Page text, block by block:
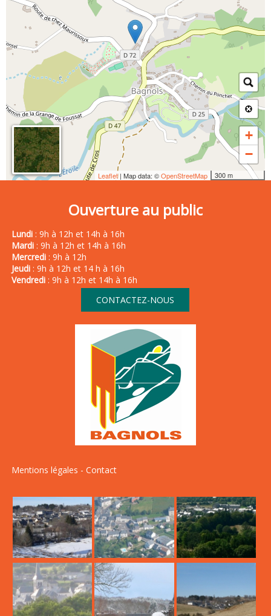
+
−
300 m
Leaflet| Map data: ©OpenStreetMap
Ouverture au public
Lundi: 9h à 12h et 14h à 16h
Mardi: 9h à 12h et 14h à 16h
Mercredi: 9h à 12h
Jeudi: 9h à 12h et 14 h à 16h
Vendredi: 9h à 12h et 14h à 16h
CONTACTEZ-NOUS
Mentions légales - Contact